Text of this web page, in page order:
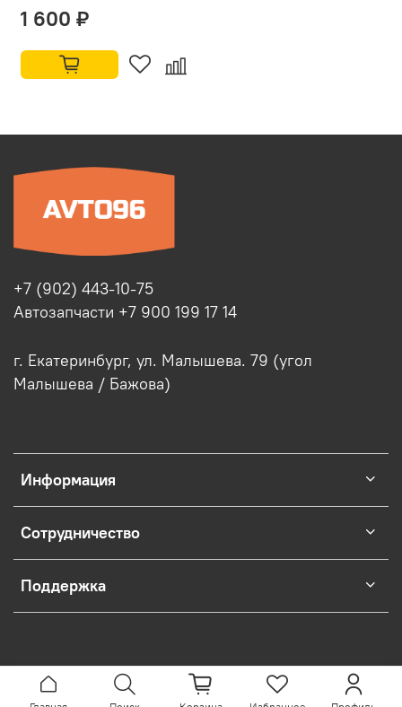
1 600 ₽
Информация
Сотрудничество
Поддержка
+7 (902) 443-10-75
Автозапчасти +7 900 199 17 14
г. Екатеринбург, ул. Малышева. 79 (угол
Малышева / Бажова)